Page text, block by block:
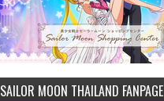
SAILOR MOON THAILAND FANPAGE